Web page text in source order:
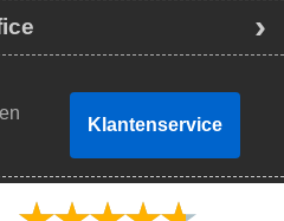
Klantenservice